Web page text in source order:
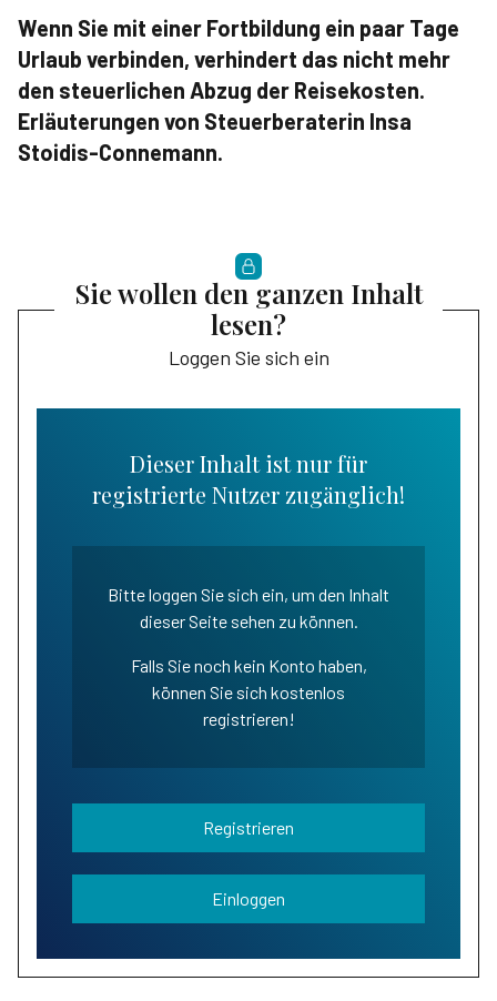
Wenn Sie mit einer Fortbildung ein paar Tage
Urlaub verbinden, verhindert das nicht mehr
den steuerlichen Abzug der Reisekosten.
Erläuterungen von Steuerberaterin Insa
Stoidis-Connemann.
Sie wollen den ganzen Inhalt
lesen?
Loggen Sie sich ein
Dieser Inhalt ist nur für
registrierte Nutzer zugänglich!
Bitte loggen Sie sich ein, um den Inhalt
dieser Seite sehen zu können.
Falls Sie noch kein Konto haben,
können Sie sich kostenlos
registrieren!
Registrieren
Einloggen